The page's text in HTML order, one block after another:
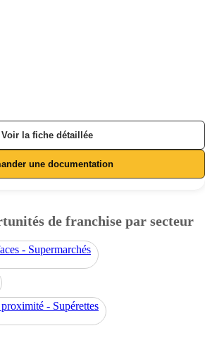
Voir la fiche détaillée
une documentation
de franchise par secteur
- Supermarchés
- Supérettes